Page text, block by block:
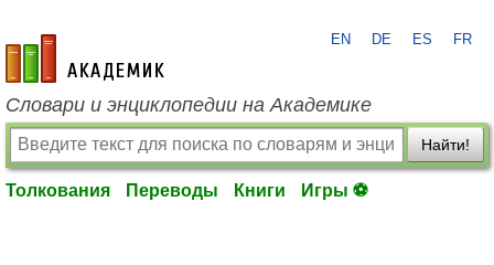
academic.ru
EN DE ES FR
Словари и энциклопедии на Академике
Найти!
Толкования Переводы Книги Игры ⚽